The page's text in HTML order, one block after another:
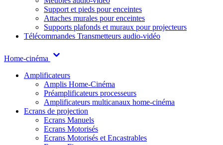
Support et pieds pour enceintes
Attaches murales pour enceintes
Supports plafonds et muraux pour projecteurs
Télécommandes Transmetteurs audio-vidéo
Home-cinéma
Amplificateurs
Amplis Home-Cinéma
Préamplificateurs processeurs
Amplificateurs multicanaux home-cinéma
Ecrans de projection
Ecrans Manuels
Ecrans Motorisés
Ecrans Motorisés et Encastrables